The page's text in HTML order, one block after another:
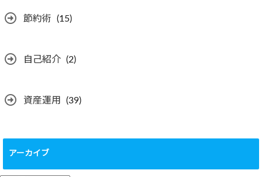
節約術 (15)
自己紹介 (2)
資産運用 (39)
アーカイブ